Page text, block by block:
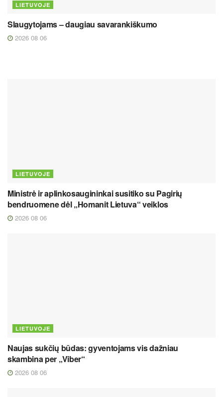
LIETUVOJE
Slaugytojams – daugiau savarankiškumo
2026 08 06
LIETUVOJE
Ministrė ir aplinkosaugininkai susitiko su Pagirių
bendruomene dėl „Homanit Lietuva“ veiklos
2026 08 06
LIETUVOJE
Naujas sukčių būdas: gyventojams vis dažniau
skambina per „Viber“
2026 08 06